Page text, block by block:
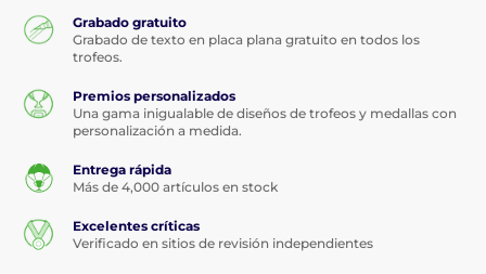
Grabado gratuito
Grabado de texto en placa plana gratuito en todos los
trofeos.
Premios personalizados
Una gama inigualable de diseños de trofeos y medallas con
personalización a medida.
Entrega rápida
Más de 4,000 artículos en stock
Excelentes críticas
Verificado en sitios de revisión independientes